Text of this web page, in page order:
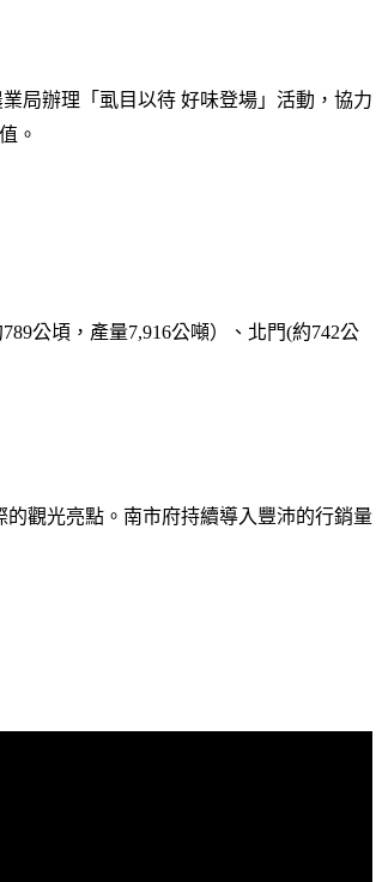
局辦理「虱目以待 好味登場」活動，協力
。
789公頃，產量7,916公噸）、北門(約742公
觀光亮點。南市府持續導入豐沛的行銷量